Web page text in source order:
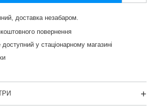
доставка незабаром
повернення
у стаціонарному магазині